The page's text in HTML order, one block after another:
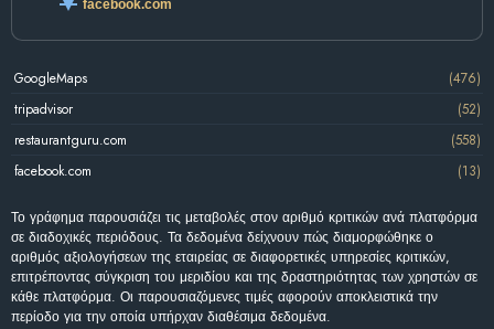
facebook.com
GoogleMaps
(476)
tripadvisor
(52)
restaurantguru.com
(558)
facebook.com
(13)
Το γράφημα παρουσιάζει τις μεταβολές στον αριθμό κριτικών ανά πλατφόρμα
σε διαδοχικές περιόδους. Τα δεδομένα δείχνουν πώς διαμορφώθηκε ο
αριθμός αξιολογήσεων της εταιρείας σε διαφορετικές υπηρεσίες κριτικών,
επιτρέποντας σύγκριση του μεριδίου και της δραστηριότητας των χρηστών σε
κάθε πλατφόρμα. Οι παρουσιαζόμενες τιμές αφορούν αποκλειστικά την
περίοδο για την οποία υπήρχαν διαθέσιμα δεδομένα.